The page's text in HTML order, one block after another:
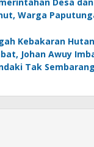
Warga
Perahu
Kebakaran
Johan Awuy
Tak